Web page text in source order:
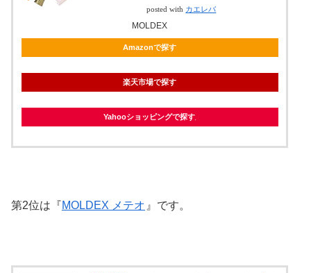
posted with カエレバ
MOLDEX
Amazonで探す
楽天市場で探す
Yahooショッピングで探す
第2位は『MOLDEX メテオ 』です。